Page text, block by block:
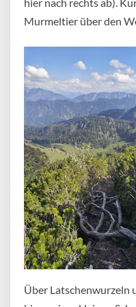
Murmeltier über den
Über Latschenwurzeln